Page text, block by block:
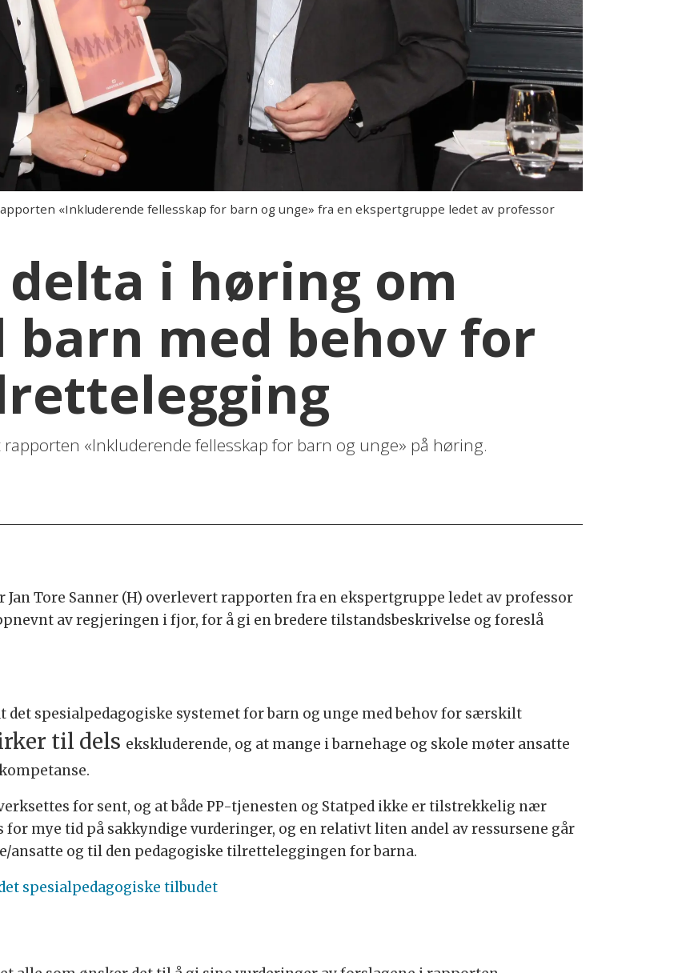
«Inkluderende fellesskap for barn og unge» fra en ekspertgruppe ledet av professor
i høring om
med behov for
«Inkluderende fellesskap for barn og unge» på høring.
Tore Sanner (H) overlevert rapporten fra en ekspertgruppe ledet av professor
av regjeringen i fjor, for å gi en bredere tilstandsbeskrivelse og foreslå
spesialpedagogiske systemet for barn og unge med behov for særskilt
til dels ekskluderende, og at mange i barnehage og skole møter ansatte
for sent, og at både PP-tjenesten og Statped ikke er tilstrekkelig nær
mye tid på sakkyndige vurderinger, og en relativt liten andel av ressursene går
og til den pedagogiske tilretteleggingen for barna.
spesialpedagogiske tilbudet